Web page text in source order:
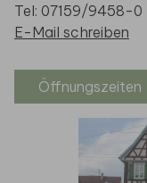
Tel: 07159/9458-0
E-Mail schreiben
Öffnungszeiten